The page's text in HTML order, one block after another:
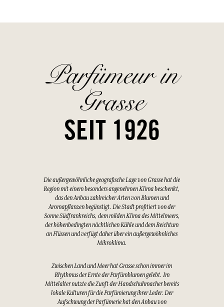
Parfümeur in
Grasse
SEIT 1926
Die außergewöhnliche geografische Lage von Grasse hat die
Region mit einem besonders angenehmen Klima beschenkt,
das den Anbau zahlreicher Arten von Blumen und
Aromapflanzen begünstigt. Die Stadt profitiert von der
Sonne Südfrankreichs, dem milden Klima des Mittelmeers,
der höhenbedingten nächtlichen Kühle und dem Reichtum
an Flüssen und verfügt daher über ein außergewöhnliches
Mikroklima.
Zwischen Land und Meer hat Grasse schon immer im
Rhythmus der Ernte der Parfümblumen gelebt. Im
Mittelalter nutzte die Zunft der Handschuhmacher bereits
lokale Kulturen für die Parfümierung ihrer Leder. Der
Aufschwung der Parfümerie hat den Anbau von